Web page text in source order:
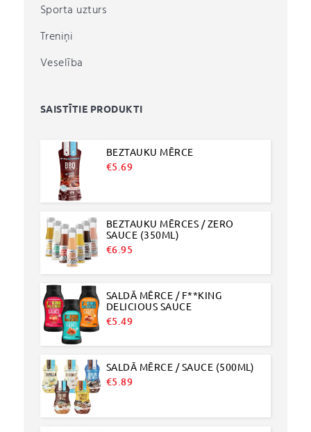
Sporta uzturs
Treniņi
Veselība
SAISTĪTIE PRODUKTI
BEZTAUKU MĒRCE
€5.69
BEZTAUKU MĒRCES / ZERO
SAUCE (350ML)
€6.95
SALDĀ MĒRCE / F**KING
DELICIOUS SAUCE
€5.49
SALDĀ MĒRCE / SAUCE (500ML)
€5.89